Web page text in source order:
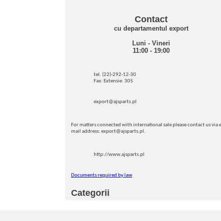
Contact
cu departamentul export
Luni - Vineri
11:00 - 19:00
tel. (22)-292-12-30
Fax: Extensie: 305
export@ajsparts.pl
For matters connected with international sale please contact us via
mail address: export@ajsparts.pl.
http://www.ajsparts.pl
Documents required by law
Categorii